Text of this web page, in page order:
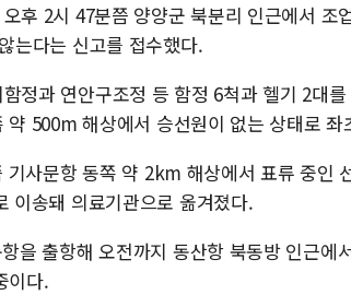
후 2시 47분쯤 양양군 북분리 인근에서
는다는 신고를 접수했다.
정과 연안구조정 등 함정 6척과 헬기 2대
약 500m 해상에서 승선원이 없는 상태로 좌
기사문항 동쪽 약 2km 해상에서 표류 중인
이송돼 의료기관으로 옮겨졌다.
을 출항해 오전까지 동산항 북동방 인근에
이다.